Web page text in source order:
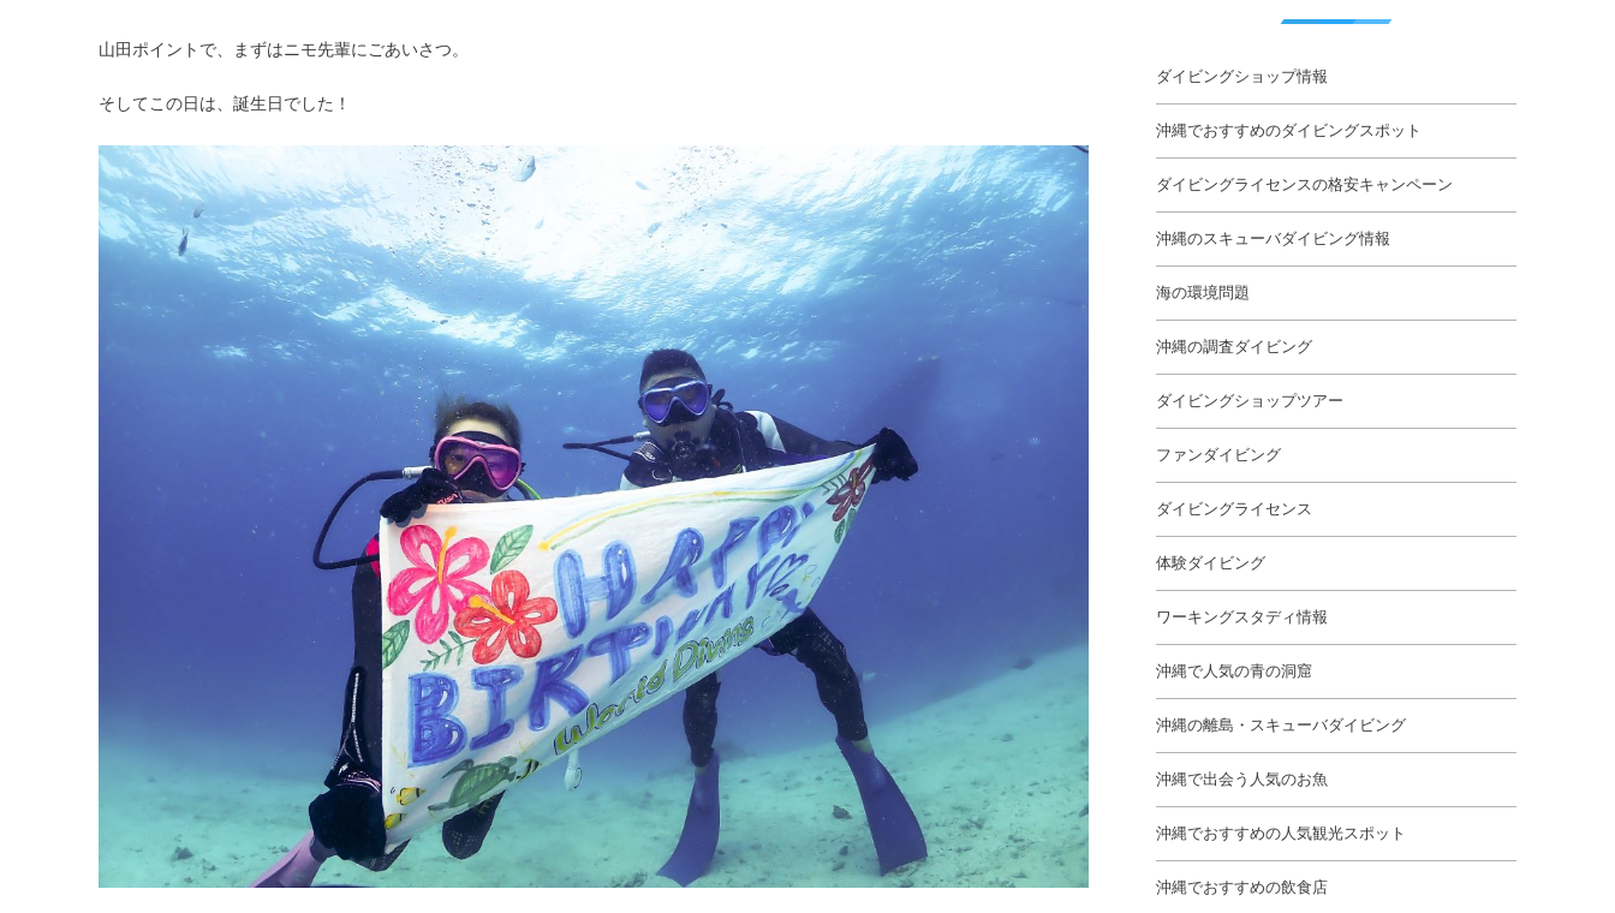
山田ポイントで、まずはニモ先輩にごあいさつ。
そしてこの日は、誕生日でした！
ダイビングショップ情報
沖縄でおすすめのダイビングスポット
ダイビングライセンスの格安キャンペーン
沖縄のスキューバダイビング情報
海の環境問題
沖縄の調査ダイビング
ダイビングショップツアー
ファンダイビング
ダイビングライセンス
体験ダイビング
ワーキングスタディ情報
沖縄で人気の青の洞窟
沖縄の離島・スキューバダイビング
沖縄で出会う人気のお魚
沖縄でおすすめの人気観光スポット
沖縄でおすすめの飲食店